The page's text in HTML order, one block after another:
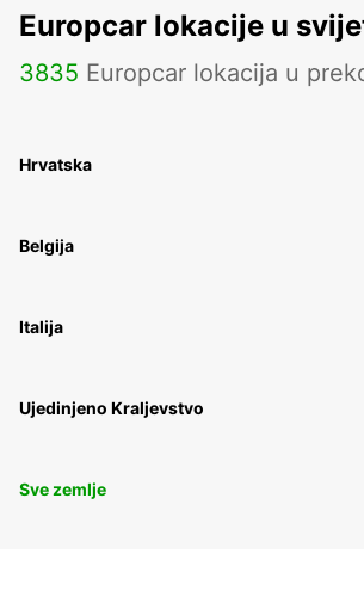
Europcar lokacije u
3835 Europcar lokacija u
Hrvatska
Belgija
Italija
Ujedinjeno Kraljevstvo
Sve zemlje